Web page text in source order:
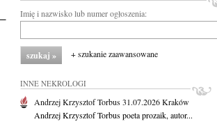
Imię i nazwisko lub numer ogłoszenia:
+ szukanie zaawansowane
INNE NEKROLOGI
Andrzej Krzysztof Torbus31.07.2026Kraków
Andrzej Krzysztof Torbus poeta prozaik, autor...